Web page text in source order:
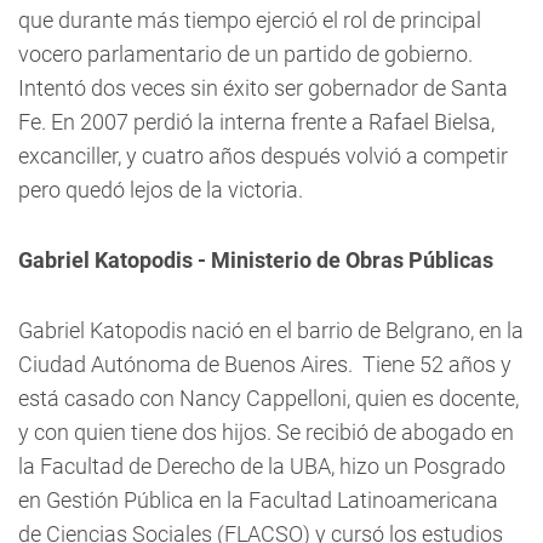
que durante más tiempo ejerció el rol de principal
vocero parlamentario de un partido de gobierno.
Intentó dos veces sin éxito ser gobernador de Santa
Fe. En 2007 perdió la interna frente a Rafael Bielsa,
excanciller, y cuatro años después volvió a competir
pero quedó lejos de la victoria.
Gabriel Katopodis - Ministerio de Obras Públicas
Gabriel Katopodis nació en el barrio de Belgrano, en la
Ciudad Autónoma de Buenos Aires. Tiene 52 años y
está casado con Nancy Cappelloni, quien es docente,
y con quien tiene dos hijos. Se recibió de abogado en
la Facultad de Derecho de la UBA, hizo un Posgrado
en Gestión Pública en la Facultad Latinoamericana
de Ciencias Sociales (FLACSO) y cursó los estudios